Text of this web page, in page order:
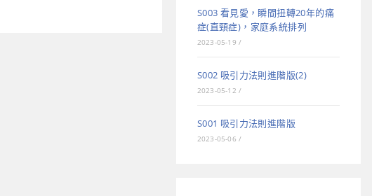
S003 看見愛，瞬間扭轉20年的痛
症(直頸症)，家庭系統排列
2023-05-19 /
S002 吸引力法則進階版(2)
2023-05-12 /
S001 吸引力法則進階版
2023-05-06 /